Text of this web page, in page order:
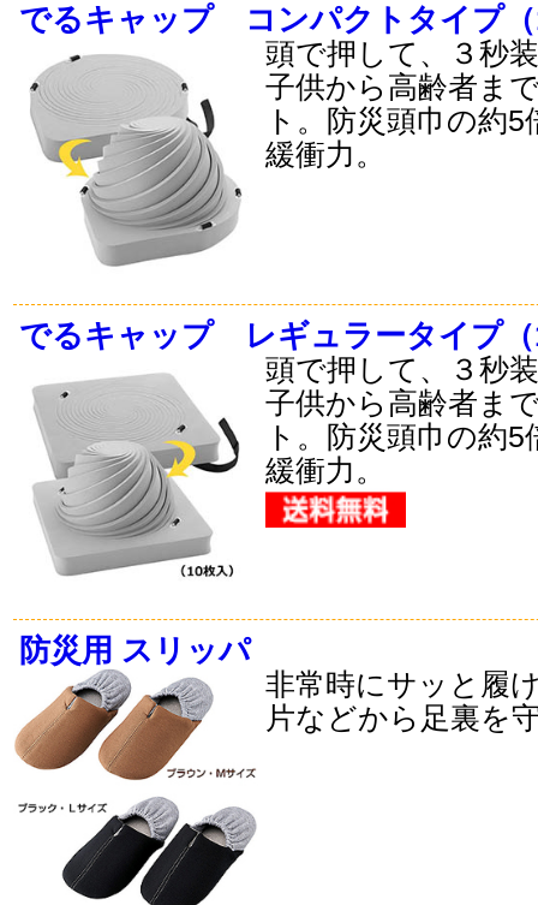
でるキャップ コンパクトタイプ（
頭で押して、３秒
子供から高齢者ま
ト。防災頭巾の約
緩衝力。
でるキャップ レギュラータイプ（
頭で押して、３秒
子供から高齢者ま
ト。防災頭巾の約
緩衝力。
防災用 スリッパ
非常時にサッと履
片などから足裏を